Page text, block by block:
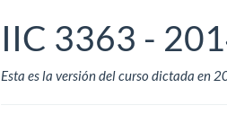
IIC 3363 -
Esta es la versión del curso dictada en